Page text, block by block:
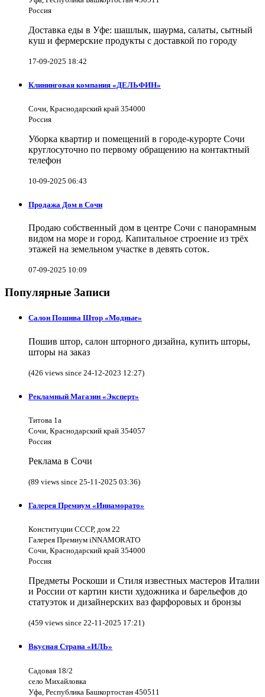
Россия
Доставка еды в Уфе: шашлык, шаурма, салаты, сытный
куш и фермерские продукты с доставкой по городу
17-09-2025 18:42
Клининговая компания «ДЕЛЬФИН»
Сочи, Краснодарский край 354000
Россия
Уборка квартир и помещений в городе-курорте Сочи
круглосуточно по первому обращению на контактный
телефон
10-09-2025 06:43
Продажа Дом в Сочи
Продаю собственный дом в центре Сочи с панорамным
видом на море и город. Капитальное строение из трёх
этажей на земельном участке в девять соток.
07-09-2025 10:09
Популярные Записи
Салон Пошива Штор «Модные»
Пошив штор, салон шторного дизайна, купить шторы,
шторы на заказ
(426 views since 24-12-2023 12:27)
Рекламный Магазин «Эксперт»
Титова 1а
Сочи, Краснодарский край 354057
Россия
Реклама в Сочи
(89 views since 25-11-2025 03:36)
Галерея Премиум «Иннаморато»
Конституции СССР, дом 22
Галерея Премиум iNNAMORATO
Сочи, Краснодарский край 354000
Россия
Предметы Роскоши и Стиля известных мастеров Италии
и России от картин кисти художника и барельефов до
статуэток и дизайнерских ваз фарфоровых и бронзы
(459 views since 22-11-2025 17:21)
Вкусная Страна «ИЛЬ»
Садовая 18/2
село Михайловка
Уфа, Республика Башкортостан 450511